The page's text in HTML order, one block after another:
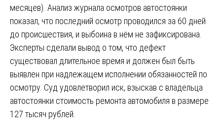
месяцев). Анализ журнала осмотров автостоянки
показал, что последний осмотр проводился за 60 дней
до происшествия, и выбоина в нём не зафиксирована.
Эксперты сделали вывод о том, что дефект
существовал длительное время и должен был быть
выявлен при надлежащем исполнении обязанностей по
осмотру. Суд удовлетворил иск, взыскав с владельца
автостоянки стоимость ремонта автомобиля в размере
127 тысяч рублей.